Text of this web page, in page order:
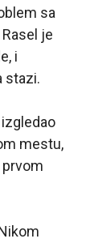
sa
je
i
stazi.
mestu,
prvom